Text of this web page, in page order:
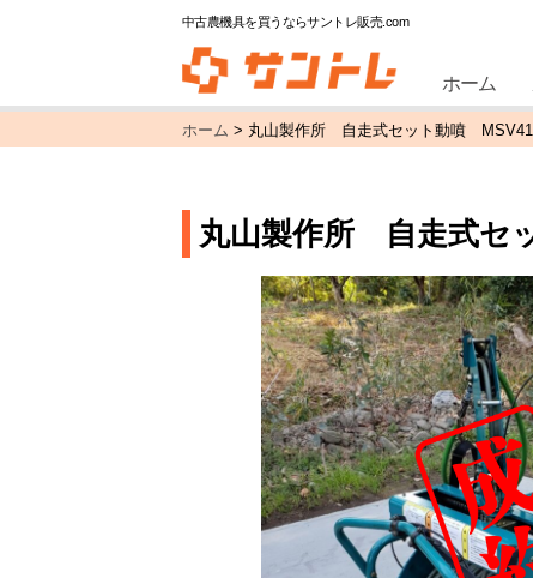
中古農機具を買うならサントレ販売.com
ホーム
ホーム > 丸山製作所 自走式セット動噴
丸山製作所 自走式セ